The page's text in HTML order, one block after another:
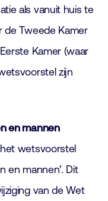
als vanuit huis te
de Tweede Kamer
Kamer (waar
zijn
en mannen
wetsvoorstel
en mannen’. Dit
van de Wet